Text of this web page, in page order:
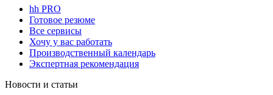
hh PRO
Готовое резюме
Все сервисы
Хочу у вас работать
Производственный календарь
Экспертная рекомендация
Новости и статьи